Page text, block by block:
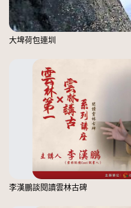
大埤荷包連圳
李漢鵬談閱讀雲林古碑